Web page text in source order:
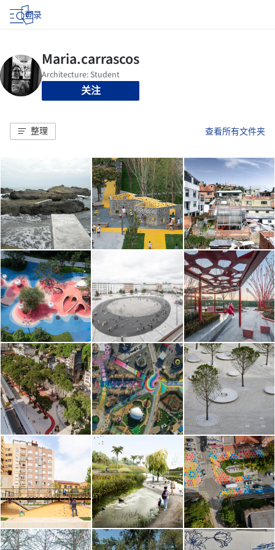
登录
关注
整理 查看所有文件夹